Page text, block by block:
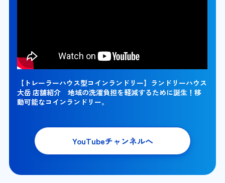
【トレーラーハウス型コインランドリー】ランドリーハウス
大岳 店舗紹介 地域の洗濯負担を軽減するために誕生！移
動可能なコインランドリー。
YouTubeチャンネルへ